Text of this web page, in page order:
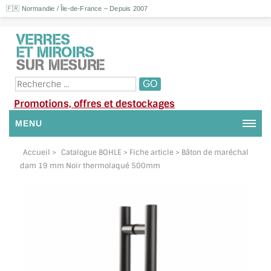
🇫🇷 Normandie / Île-de-France – Depuis 2007
Promotions, offres et destockages
MENU
NOUS CONTACTER
Accueil > Catalogue BOHLE > Fiche article > Bâton de maréchal
dam 19 mm Noir thermolaqué 500mm